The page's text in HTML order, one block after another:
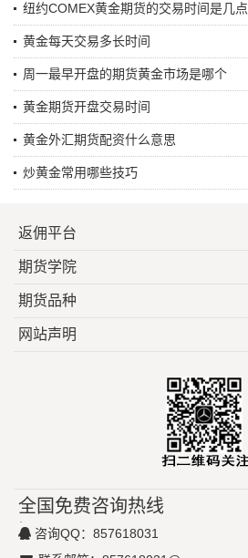
纽约COMEX黄金期货的交易时间是几点
黄金每天交易多长时间
周一最早开盘的期货黄金市场是哪个
黄金期货开盘交易时间
黄金外汇期货配资什么意思
炒黄金常用哪些技巧
返佣平台
期货学院
期货品种
网站声明
全国免费咨询热线
咨询QQ： 857618031